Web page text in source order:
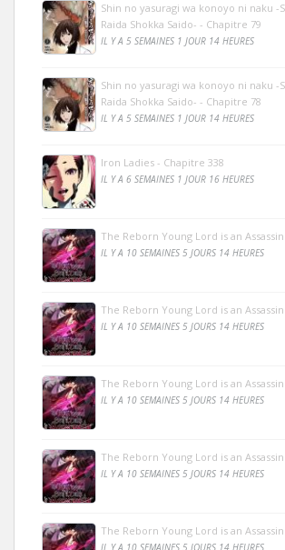
Shin no yasuragi wa konoyo ni naku -
Raida Shokka Saido- - Chapitre 79
IL Y A 5 SEMAINES 1 JOUR 14 HEURES
Shin no yasuragi wa konoyo ni naku -
Raida Shokka Saido- - Chapitre 78
IL Y A 5 SEMAINES 1 JOUR 14 HEURES
Iron Ladies - Chapitre 338
IL Y A 6 SEMAINES 1 JOUR 16 HEURES
The Reborn Young Lord is an
IL Y A 10 SEMAINES 5 JOURS 14 HEURES
The Reborn Young Lord is an
IL Y A 10 SEMAINES 5 JOURS 14 HEURES
The Reborn Young Lord is an
IL Y A 10 SEMAINES 5 JOURS 14 HEURES
The Reborn Young Lord is an
IL Y A 10 SEMAINES 5 JOURS 14 HEURES
The Reborn Young Lord is an
IL Y A 10 SEMAINES 5 JOURS 14 HEURES